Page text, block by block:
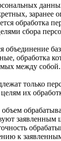
заранее
обработка
сбора
объединение
обработка
между собой.
только
их
заявленным
к